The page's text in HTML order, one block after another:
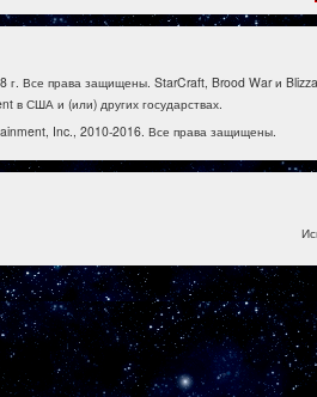
г. Все права защищены. StarCraft, Brood War и
в США и (или) других государствах.
Inc., 2010-2016. Все права защищены.